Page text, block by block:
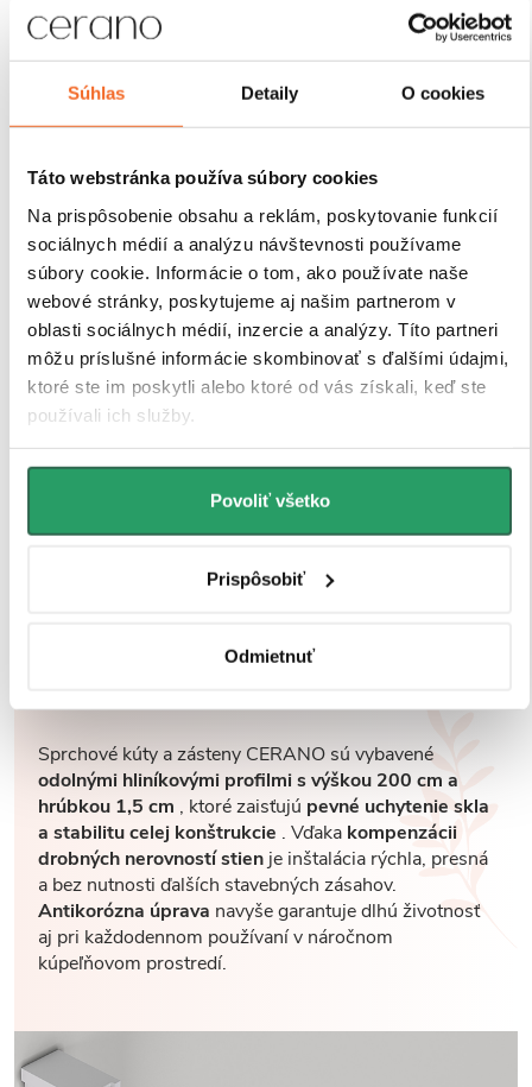
Súhlas Detaily O cookies
Táto webstránka používa súbory cookies
Na prispôsobenie obsahu a reklám, poskytovanie funkcií
sociálnych médií a analýzu návštevnosti používame
súbory cookie. Informácie o tom, ako používate naše
webové stránky, poskytujeme aj našim partnerom v
oblasti sociálnych médií, inzercie a analýzy. Títo partneri
môžu príslušné informácie skombinovať s ďalšími údajmi,
ktoré ste im poskytli alebo ktoré od vás získali, keď ste
používali ich služby.
Povoliť všetko
Prispôsobiť
Odmietnuť
aby ich montáž bola čo
najjednoduchšia a časovo
úsporná. Vďaka premyslenej konštrukcii,
predvŕtaným otvorom a prehľadnému montážnemu
návoduzvládne inštaláciu každý. Navyše sú vybavené
nastaviteľnými profilmi, ktoré umožňujú vyrovnanie
Robustné profily pre
Sprchové kúty a zásteny CERANO sú vybavené
odolnými hliníkovými profilmi s výškou 200 cm a
hrúbkou 1,5 cm , ktoré zaisťujú pevné uchytenie skla
a stabilitu celej konštrukcie . Vďaka kompenzácii
drobných nerovností stien je inštalácia rýchla, presná
a bez nutnosti ďalších stavebných zásahov.
Antikorózna úprava navyše garantuje dlhú životnosť
aj pri každodennom používaní v náročnom
kúpeľňovom prostredí.